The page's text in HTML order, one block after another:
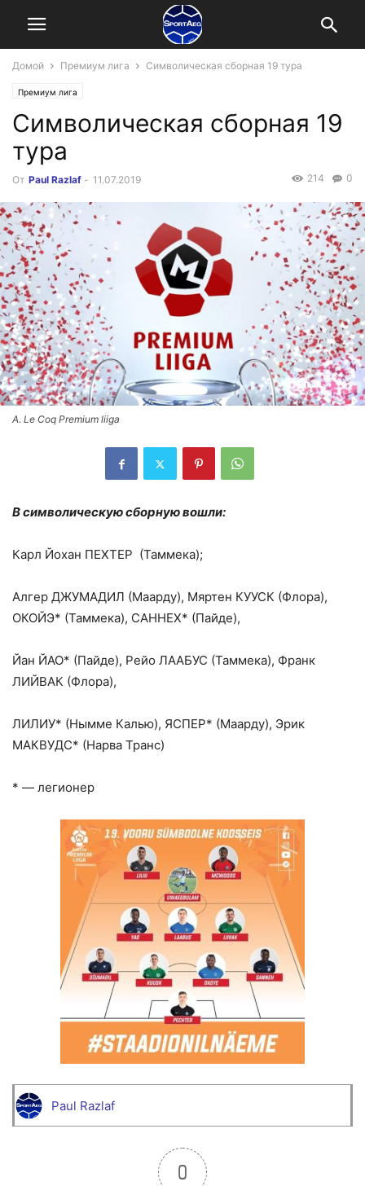
Домой Премиум лига Символическая сборная 19 тура
Премиум лига
Символическая сборная 19
тура
От Paul Razlaf - 11.07.2019 0
214
A. Le Coq Premium liiga
В символическую сборную вошли:
Карл Йохан ПЕХТЕР (Таммека);
Алгер ДЖУМАДИЛ (Маарду), Мяртен КУУСК (Флора),
ОКОЙЭ* (Таммека), САННЕХ* (Пайде),
Йан ЙАО* (Пайде), Рейо ЛААБУС (Таммека), Франк
ЛИЙВАК (Флора),
ЛИЛИУ* (Нымме Калью), ЯСПЕР* (Маарду), Эрик
МАКВУДС* (Нарва Транс)
* — легионер
Paul Razlaf
0